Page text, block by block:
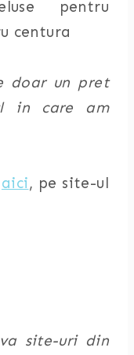
pentru
centura
doar un pret
in care am
aici, pe site-ul
site-uri din